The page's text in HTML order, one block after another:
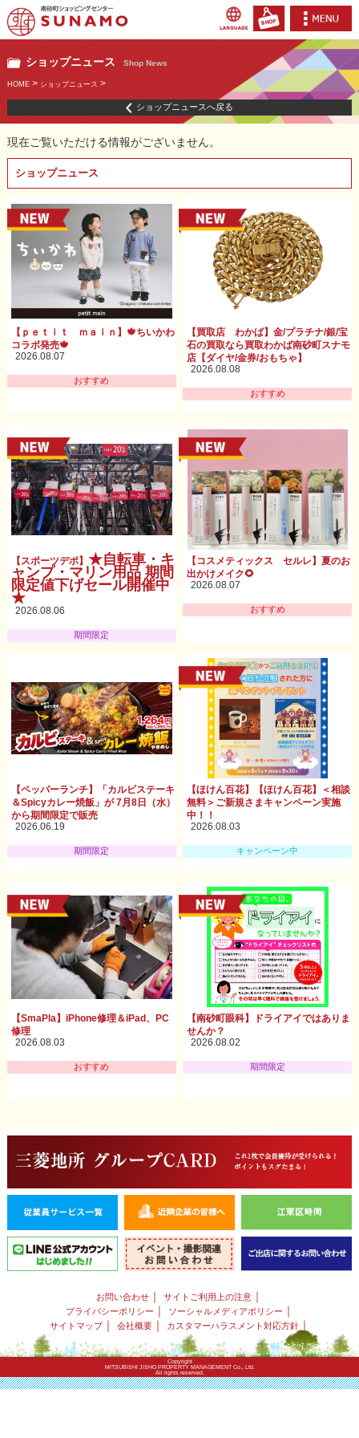
ショップニュース Shop News
HOME> ショップニュース >
ショップニュースへ戻る
現在ご覧いただける情報がございません。
ショップニュース
【ｐｅｔｉｔ ｍａｉｎ】🍁ちいかわ
コラボ発売🍁
2026.08.07
おすすめ
【買取店 わかば】金/プラチナ/銀/宝
石の買取なら買取わかば南砂町スナモ
店【ダイヤ/金券/おもちゃ】
2026.08.08
おすすめ
【スポーツデポ】 ★自転車・キ
ャンプ・マリン用品 期間
限定値下げセール開催中
★
2026.08.06
期間限定
【コスメティックス セルレ】夏のお
出かけメイク🌻
2026.08.07
おすすめ
【ペッパーランチ】「カルビステーキ
＆Spicyカレー焼飯」が 7月8日（水）
から期間限定で販売
2026.06.19
期間限定
【ほけん百花】【ほけん百花】＜相談
無料＞ご新規さまキャンペーン実施
中！！
2026.08.03
キャンペーン中
【SmaPla】iPhone修理＆iPad、PC
修理
2026.08.03
おすすめ
【南砂町眼科】ドライアイではありま
せんか？
2026.08.02
期間限定
お問い合わせ ｜ サイトご利用上の注意 ｜
プライバシーポリシー ｜ ソーシャルメディアポリシー ｜
サイトマップ｜ 会社概要｜ カスタマーハラスメント対応方針｜
Copyright
MITSUBISHI JISHO PROPERTY MANAGEMENT Co., Ltd.
All rights reserved.